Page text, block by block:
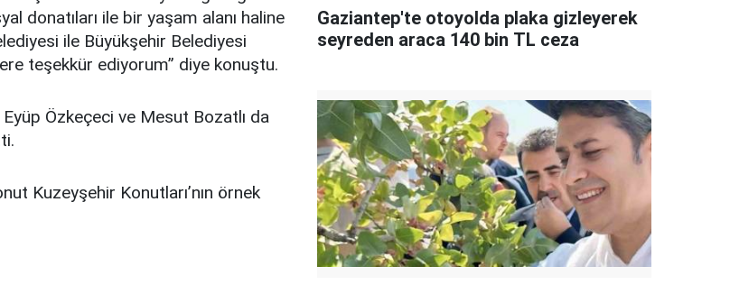
donatıları ile bir yaşam alanı haline
ile Büyükşehir Belediyesi
teşekkür ediyorum” diye konuştu.
Özkeçeci ve Mesut Bozatlı da
Kuzeyşehir Konutları’nın örnek
Gaziantep'te otoyolda plaka gizleyerek
seyreden araca 140 bin TL ceza